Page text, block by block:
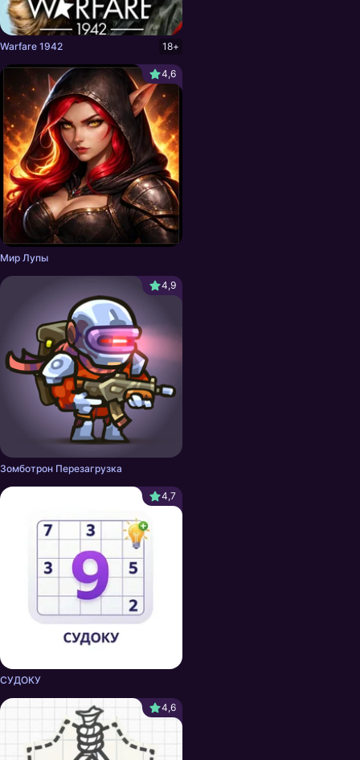
Warfare 1942 18+
4,6
Мир Лупы
4,9
Зомботрон Перезагрузка
4,7
СУДОКУ
4,6